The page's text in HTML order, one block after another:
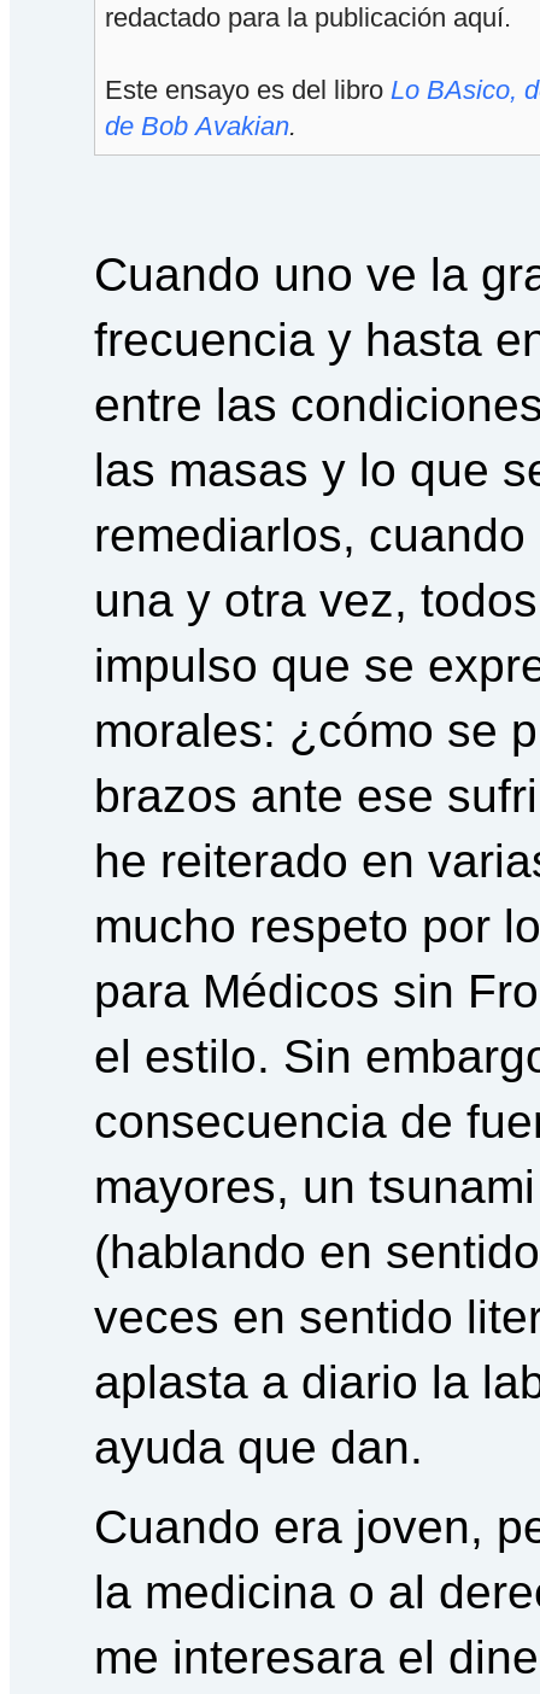
redactado para la publicación aquí.
Este ensayo es del libro Lo BAsico,
de Bob Avakian.
Cuando uno ve la
frecuencia y hasta
entre las
las masas y lo que
remediarlos,
una y otra vez,
impulso que se
morales: ¿cómo se
brazos ante ese
he reiterado en
mucho respeto por
para Médicos sin
el estilo. Sin
consecuencia de
mayores, un
(hablando en
veces en sentido
aplasta a diario la
ayuda que dan.
Cuando era joven,
la medicina o al
me interesara el